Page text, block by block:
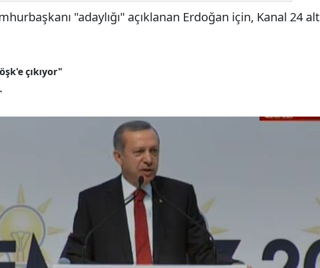
"adaylığı" açıklanan Erdoğan için, Kanal 24 alt
çıkıyor"